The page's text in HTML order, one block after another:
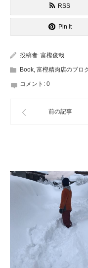
RSS
Pin it
投稿者: 富樫俊哉
Book, 富樫精肉店のブロ
コメント: 0
前の記事